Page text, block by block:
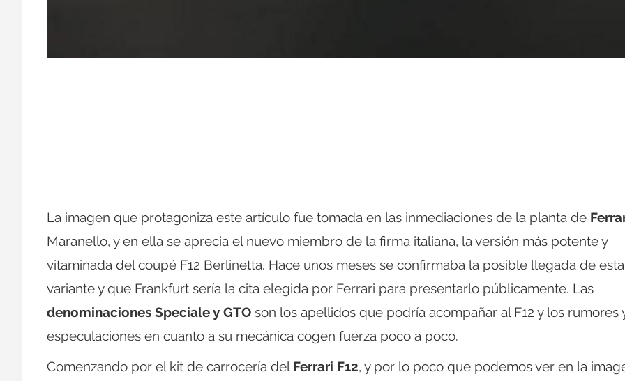
La imagen que protagoniza este artículo fue tomada en las inmediaciones de la planta de
Maranello, y en ella se aprecia el nuevo miembro de la firma italiana, la versión más potente y
vitaminada del coupé F12 Berlinetta. Hace unos meses se confirmaba la posible llegada de esta
variante y que Frankfurt sería la cita elegida por Ferrari para presentarlo públicamente. Las
denominaciones Speciale y GTO son los apellidos que podría acompañar al F12 y los rumores
especulaciones en cuanto a su mecánica cogen fuerza poco a poco.
Comenzando por el kit de carrocería del Ferrari F12, y por lo poco que podemos ver en la